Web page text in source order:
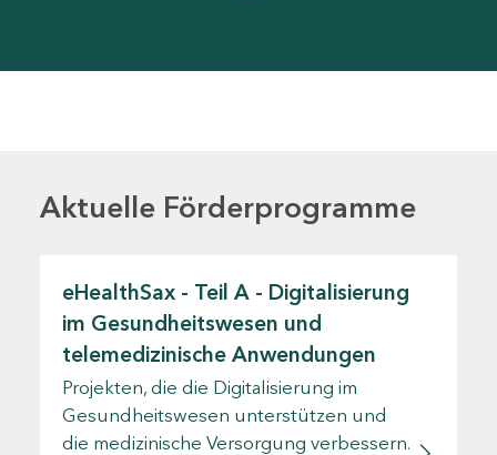
Aktuelle Förderprogramme
eHealthSax - Teil A - Digitalisierung
im Gesundheitswesen und
telemedizinische Anwendungen
Projekten, die die Digitalisierung im
Gesundheitswesen unterstützen und
die medizinische Versorgung verbessern.